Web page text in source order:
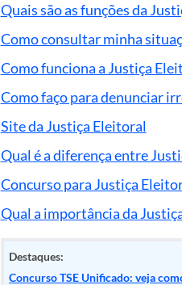
Quais são as funções da
Como consultar minha
Como funciona a Justiça
Como faço para denunciar
Site da Justiça Eleitoral
Qual é a diferença entre
Concurso para Justiça
Qual a importância da
Destaques:
Concurso TSE Unificado: veja